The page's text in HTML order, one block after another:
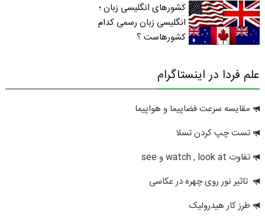
کشورهای انگلیسی زبان ؛
انگلیسی زبان رسمی کدام
کشورهاست ؟
علم فردا در اینستاگرام
مقایسه سرعت فضاپیما و هواپیما
تست چپ کردن تسلا
تفاوت watch , look at و see
تاثیر نور روی چهره در عکاسی
طرز کار هیدرولیک